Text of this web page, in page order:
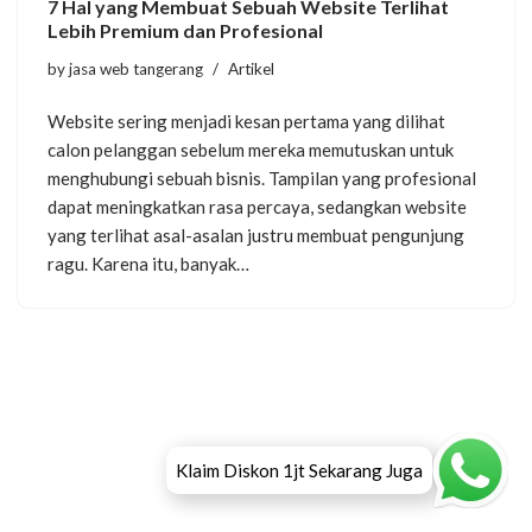
Klaim Diskon 1jt Sekarang Juga
7 Hal yang Membuat Sebuah Website Terlihat
Lebih Premium dan Profesional
byjasa web tangerang Artikel
Website sering menjadi kesan pertama yang dilihat
calon pelanggan sebelum mereka memutuskan untuk
menghubungi sebuah bisnis. Tampilan yang profesional
dapat meningkatkan rasa percaya, sedangkan website
yang terlihat asal-asalan justru membuat pengunjung
ragu. Karena itu, banyak…